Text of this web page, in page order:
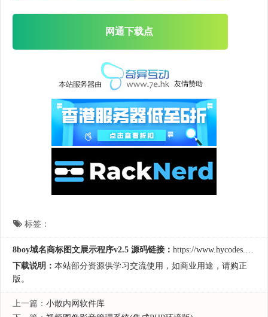
网通下载点
标签：
8boy域名商标图文展示程序v2.5 源码链接： https://www.hycodes.cn/wjgl/5208.html
下载说明： 本站部分资源供学习交流使用，如商业用途，请购正
版。
上一篇： 小散内网软件库